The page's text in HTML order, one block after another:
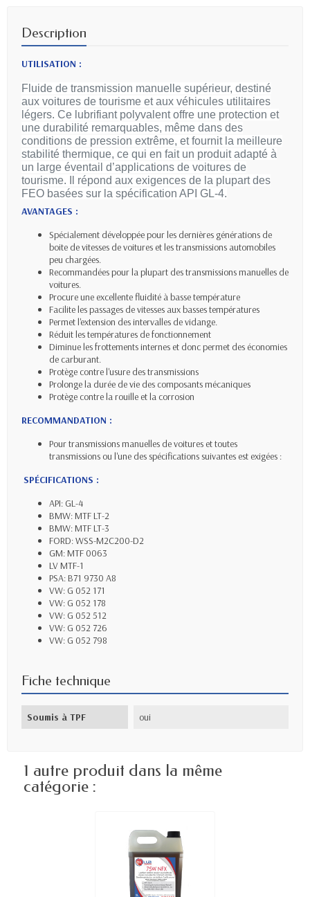
Description
UTILISATION :
Fluide de transmission manuelle supérieur, destiné
aux voitures de tourisme et aux véhicules utilitaires
légers. Ce lubrifiant polyvalent offre une protection et
une durabilité remarquables, même dans des
conditions de pression extrême, et fournit la meilleure
stabilité thermique, ce qui en fait un produit adapté à
un large éventail d’applications de voitures de
tourisme. Il répond aux exigences de la plupart des
FEO basées sur la spécification API GL-4.
AVANTAGES :
Spécialement développée pour les dernières générations de
boite de vitesses de voitures et les transmissions automobiles
peu chargées.
Recommandées pour la plupart des transmissions manuelles de
voitures.
Procure une excellente fluidité à basse température
Facilite les passages de vitesses aux basses températures
Permet l'extension des intervalles de vidange.
Réduit les températures de fonctionnement
Diminue les frottements internes et donc permet des économies
de carburant.
Protège contre l'usure des transmissions
Prolonge la durée de vie des composants mécaniques
Protège contre la rouille et la corrosion
RECOMMANDATION :
Pour transmissions manuelles de voitures et toutes
transmissions ou l'une des spécifications suivantes est exigées :
SPÉCIFICATIONS :
API: GL-4
BMW: MTF LT-2
BMW: MTF LT-3
FORD: WSS-M2C200-D2
GM: MTF 0063
LV MTF-1
PSA: B71 9730 A8
VW: G 052 171
VW: G 052 178
VW: G 052 512
VW: G 052 726
VW: G 052 798
Fiche technique
Soumis à TPF oui
1 autre produit dans la même
catégorie :